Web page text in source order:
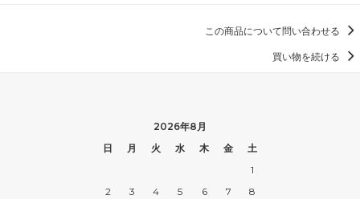
この商品について問い合わせる
買い物を続ける
2026年8月
日
月 火 水 木 金
土
1
2
3 4 5 6 7
8